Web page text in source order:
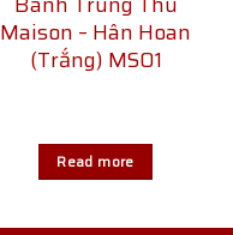
Maison – Hân Hoan
(Trắng) MS01
Read more